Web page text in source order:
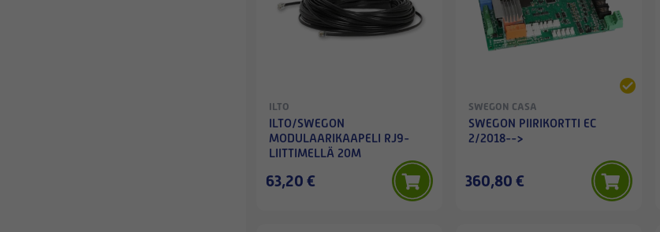
ILTO
ILTO/SWEGON
MODULAARIKAAPELI RJ9-
LIITTIMELLÄ 20M
63,20 €
SWEGON CASA
SWEGON PIIRIKORTTI EC
2/2018-->
360,80 €